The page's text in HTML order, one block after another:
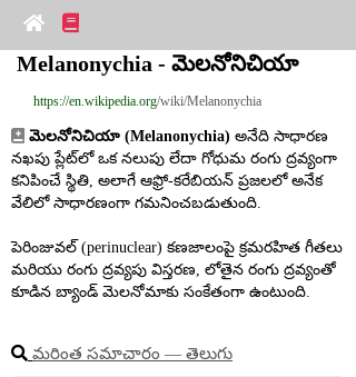
Melanonychia - మెలనోనిచియా
https://en.wikipedia.org/wiki/Melanonychia
మెలనోనిచియా (Melanonychia) అనేది సాధారణ
నఖపు ప్లేట్‌లో ఒక నలుపు లేదా గోధుమ రంగు ద్రవ్యంగా
కనిపించే స్థితి, అలాగే ఆఫ్రో‑కరేబియన్ ప్రజలలో అనేక
వేలిలో సాధారణంగా గమనించబడుతుంది.
పెరిం‌జువల్ (perinuclear) కణజాలంపై క్రమరహిత గీతలు
మరియు రంగు ద్రవ్యపు విస్తరణ, లోతైన రంగు ద్రవ్యంతో
కూడిన బ్యాండ్ మెలనోమాకు సంకేతంగా ఉంటుంది.
మరింత సమాచారం ― తెలుగు